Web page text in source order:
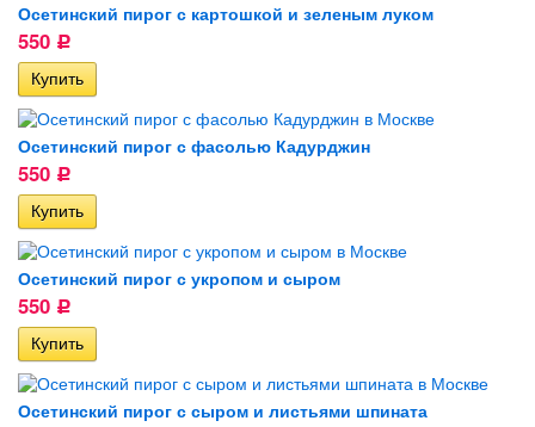
Осетинский пирог с картошкой и зеленым луком
550 Р
Осетинский пирог с фасолью Кадурджин
550 Р
Осетинский пирог с укропом и сыром
550 Р
Осетинский пирог с сыром и листьями шпината